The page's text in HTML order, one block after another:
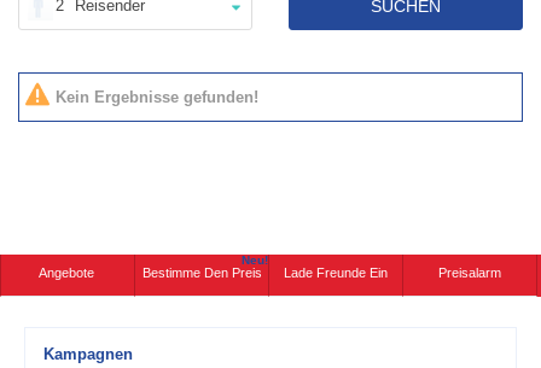
2 Reisender SUCHEN
Kein Ergebnisse gefunden!
Angebote Bestimme Den Preis
Neu!
Lade Freunde Ein Preisalarm
Kampagnen